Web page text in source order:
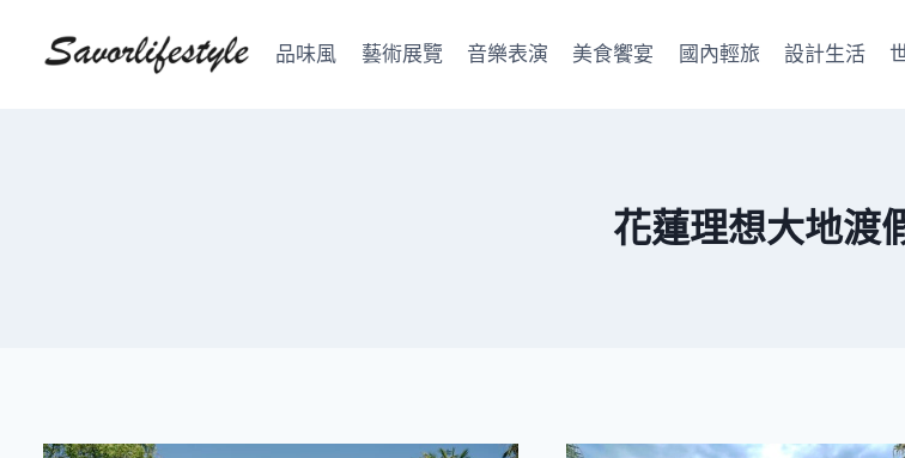
品味風 藝術展覽 音樂表演 美食饗宴 國內輕旅 設計生活
花蓮理想大地渡